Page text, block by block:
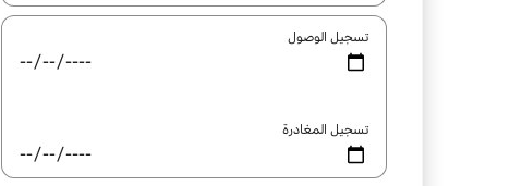
تسجيل الوصول
تسجيل المغادرة